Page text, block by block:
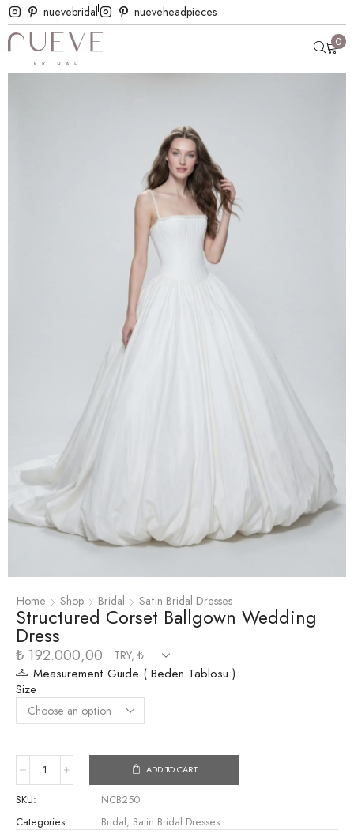
nuevebridal nueveheadpieces
0
Home Shop Bridal Satin Bridal Dresses
Structured Corset Ballgown Wedding
Dress
₺ 192.000,00
Measurement Guide ( Beden Tablosu )
Size
ADD TO CART
SKU:
NCB250
Categories:
Bridal, Satin Bridal Dresses